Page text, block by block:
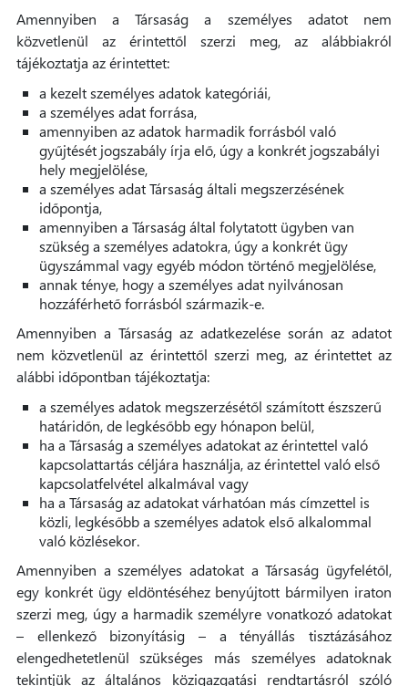
Amennyiben a Társaság a személyes adatot nem
közvetlenül az érintettől szerzi meg, az alábbiakról
tájékoztatja az érintettet:
a kezelt személyes adatok kategóriái,
a személyes adat forrása,
amennyiben az adatok harmadik forrásból való
gyűjtését jogszabály írja elő, úgy a konkrét jogszabályi
hely megjelölése,
a személyes adat Társaság általi megszerzésének
időpontja,
amennyiben a Társaság által folytatott ügyben van
szükség a személyes adatokra, úgy a konkrét ügy
ügyszámmal vagy egyéb módon történő megjelölése,
annak ténye, hogy a személyes adat nyilvánosan
hozzáférhető forrásból származik-e.
Amennyiben a Társaság az adatkezelése során az adatot
nem közvetlenül az érintettől szerzi meg, az érintettet az
alábbi időpontban tájékoztatja:
a személyes adatok megszerzésétől számított észszerű
határidőn, de legkésőbb egy hónapon belül,
ha a Társaság a személyes adatokat az érintettel való
kapcsolattartás céljára használja, az érintettel való első
kapcsolatfelvétel alkalmával vagy
ha a Társaság az adatokat várhatóan más címzettel is
közli, legkésőbb a személyes adatok első alkalommal
való közlésekor.
Amennyiben a személyes adatokat a Társaság ügyfelétől,
egy konkrét ügy eldöntéséhez benyújtott bármilyen iraton
szerzi meg, úgy a harmadik személyre vonatkozó adatokat
– ellenkező bizonyításig – a tényállás tisztázásához
elengedhetetlenül szükséges más személyes adatoknak
tekintjük az általános közigazgatási rendtartásról szóló